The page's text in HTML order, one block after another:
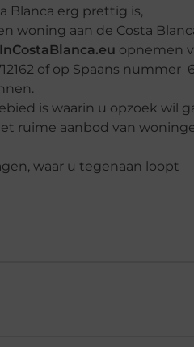
Blanca erg prettig is,
woning aan de Costa
opnemen
of op Spaans nummer
is waarin u opzoek wil
ruime aanbod van
waar u tegenaan loopt